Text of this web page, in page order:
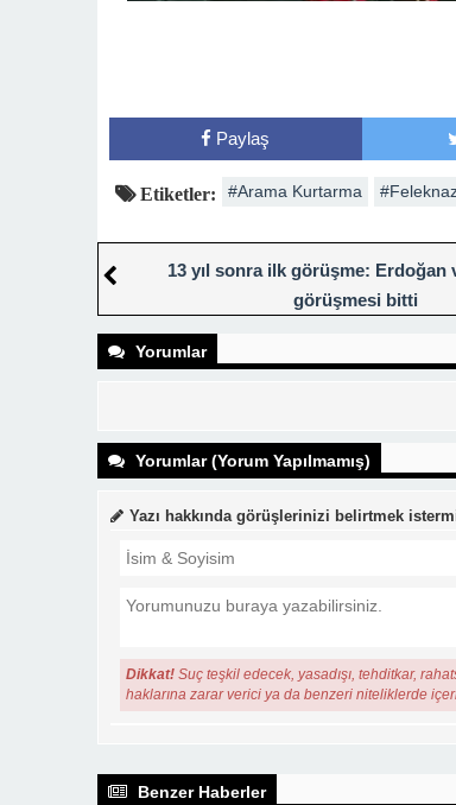
Paylaş
Etiketler: #Arama Kurtarma
13 yıl sonra ilk görüşme: Erdoğan
görüşmesi bitti
Yorumlar
Yorumlar (Yorum Yapılmamış)
Yazı hakkında görüşlerinizi belirtmek
Dikkat! Suç teşkil edecek, yasadışı, tehditkar,
haklarına zarar verici ya da benzeri niteliklerde
Benzer Haberler